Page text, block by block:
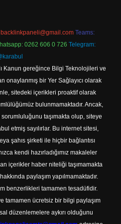
backlinkpaneli@gmail.com Teams:
0262 606 0 726 Telegram:
Kanun gereğince Bilgi Teknolojileri ve
onaylanmış bir Yer Sağlayıcı olarak
sitedeki içerikleri proaktif olarak
bulunmamaktadır. Ancak,
taşımakta olup, siteye
etmiş sayılırlar. Bu internet sitesi,
şahıs şirketi ile hiçbir bağlantısı
kendi hazırladığımız makaleler
içerikler haber niteliği taşımamakta
paylaşım yapılmamaktadır.
benzerlikleri tamamen tesadüfidir.
tamamen ücretsiz bir bilgi paylaşım
düzenlemelere aykırı olduğunu